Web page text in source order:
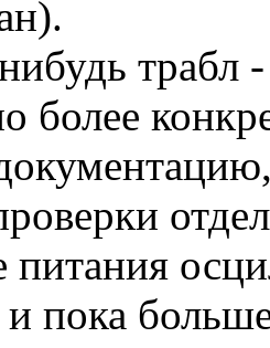
трабл
более
и пока